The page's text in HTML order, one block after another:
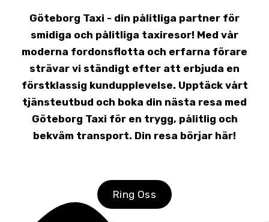
Göteborg Taxi - din pålitliga partner för
smidiga och pålitliga taxiresor! Med vår
moderna fordonsflotta och erfarna förare
strävar vi ständigt efter att erbjuda en
förstklassig kundupplevelse. Upptäck vårt
tjänsteutbud och boka din nästa resa med
Göteborg Taxi för en trygg, pålitlig och
bekväm transport. Din resa börjar här!
Ring Oss